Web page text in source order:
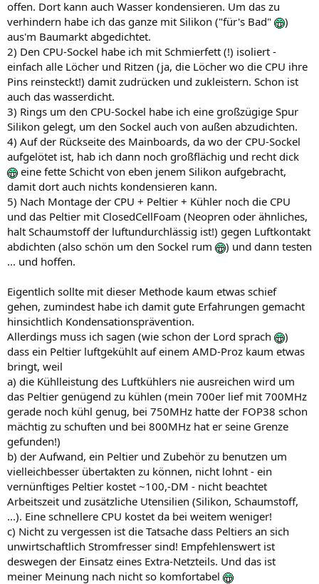
offen. Dort kann auch Wasser kondensieren. Um das zu
verhindern habe ich das ganze mit Silikon ("für's Bad"
)
aus'm Baumarkt abgedichtet.
2) Den CPU-Sockel habe ich mit Schmierfett (!) isoliert -
einfach alle Löcher und Ritzen (ja, die Löcher wo die CPU ihre
Pins reinsteckt!) damit zudrücken und zukleistern. Schon ist
auch das wasserdicht.
3) Rings um den CPU-Sockel habe ich eine großzügige Spur
Silikon gelegt, um den Sockel auch von außen abzudichten.
4) Auf der Rückseite des Mainboards, da wo der CPU-Sockel
aufgelötet ist, hab ich dann noch großflächig und recht dick
eine fette Schicht von eben jenem Silikon aufgebracht,
damit dort auch nichts kondensieren kann.
5) Nach Montage der CPU + Peltier + Kühler noch die CPU
und das Peltier mit ClosedCellFoam (Neopren oder ähnliches,
halt Schaumstoff der luftundurchlässig ist!) gegen Luftkontakt
abdichten (also schön um den Sockel rum
) und dann testen
... und hoffen.
Eigentlich sollte mit dieser Methode kaum etwas schief
gehen, zumindest habe ich damit gute Erfahrungen gemacht
hinsichtlich Kondensationsprävention.
Allerdings muss ich sagen (wie schon der Lord sprach
)
dass ein Peltier luftgekühlt auf einem AMD-Proz kaum etwas
bringt, weil
a) die Kühlleistung des Luftkühlers nie ausreichen wird um
das Peltier genügend zu kühlen (mein 700er lief mit 700MHz
gerade noch kühl genug, bei 750MHz hatte der FOP38 schon
mächtig zu schuften und bei 800MHz hat er seine Grenze
gefunden!)
b) der Aufwand, ein Peltier und Zubehör zu benutzen um
vielleichbesser übertakten zu können, nicht lohnt - ein
vernünftiges Peltier kostet ~100,-DM - nicht beachtet
Arbeitszeit und zusätzliche Utensilien (Silikon, Schaumstoff,
...). Eine schnellere CPU kostet da bei weitem weniger!
c) Nicht zu vergessen ist die Tatsache dass Peltiers an sich
unwirtschaftlich Stromfresser sind! Empfehlenswert ist
deswegen der Einsatz eines Extra-Netzteils. Und das ist
meiner Meinung nach nicht so komfortabel